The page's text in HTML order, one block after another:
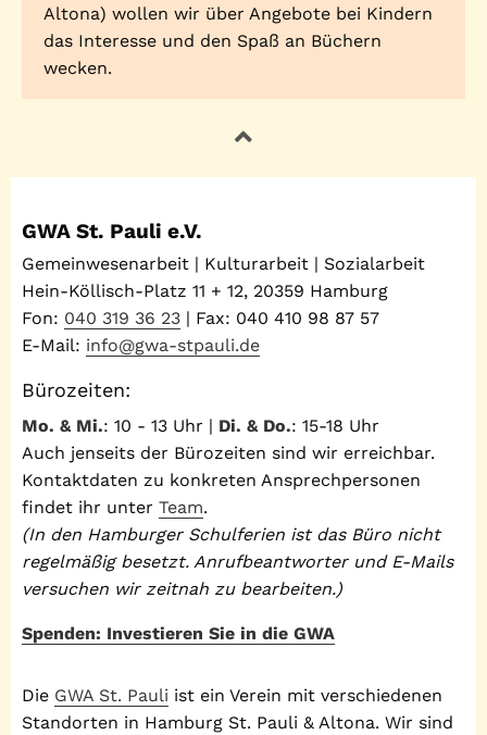
Altona) wollen wir über Angebote bei Kindern
das Interesse und den Spaß an Büchern
wecken.
GWA St. Pauli e.V.
Gemeinwesenarbeit | Kulturarbeit | Sozialarbeit
Hein-Köllisch-Platz 11 + 12, 20359 Hamburg
Fon: 040 319 36 23 | Fax: 040 410 98 87 57
E-Mail: info@gwa-stpauli.de
Bürozeiten:
Mo. & Mi.: 10 - 13 Uhr | Di. & Do.: 15-18 Uhr
Auch jenseits der Bürozeiten sind wir erreichbar.
Kontaktdaten zu konkreten Ansprechpersonen
findet ihr unter Team.
(In den Hamburger Schulferien ist das Büro nicht
regelmäßig besetzt. Anrufbeantworter und E-Mails
versuchen wir zeitnah zu bearbeiten.)
Spenden: Investieren Sie in die GWA
Die GWA St. Pauli ist ein Verein mit verschiedenen
Standorten in Hamburg St. Pauli & Altona. Wir sind